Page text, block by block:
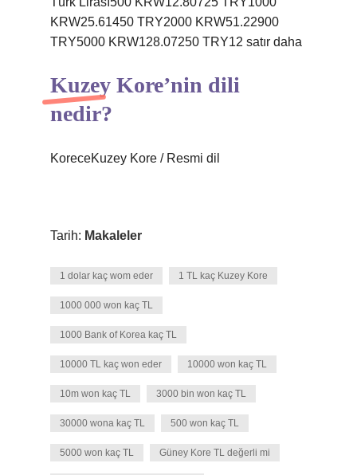
KRW25.61450 TRY2000 KRW51.22900
TRY5000 KRW128.07250 TRY12 satır daha
Kuzey Kore’nin dili
nedir?
KoreceKuzey Kore / Resmi dil
Tarih: Makaleler
1 dolar kaç wom eder 1 TL kaç Kuzey Kore
1000 000 won kaç TL
1000 Bank of Korea kaç TL
10000 TL kaç won eder 10000 won kaç TL
10m won kaç TL 3000 bin won kaç TL
30000 wona kaç TL 500 won kaç TL
5000 won kaç TL Güney Kore TL değerli mi